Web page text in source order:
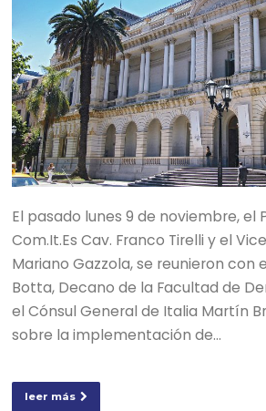
El pasado lunes 9 de noviembre, el
Com.It.Es Cav. Franco Tirelli y el
Mariano Gazzola, se reunieron con
Botta, Decano de la Facultad de
el Cónsul General de Italia Martín
sobre la implementación de…
leer más